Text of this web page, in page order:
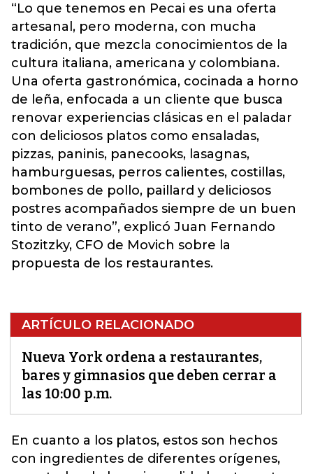
“Lo que tenemos en Pecai es una oferta
artesanal, pero moderna, con mucha
tradición, que mezcla conocimientos de la
cultura italiana, americana y colombiana.
Una oferta gastronómica, cocinada a horno
de leña, enfocada a un cliente que busca
renovar experiencias clásicas en el paladar
con deliciosos platos como ensaladas,
pizzas, paninis, panecooks, lasagnas,
hamburguesas, perros calientes, costillas,
bombones de pollo, paillard y deliciosos
postres acompañados siempre de un buen
tinto de verano”, explicó Juan Fernando
Stozitzky, CFO de Movich sobre la
propuesta de los restaurantes.
ARTÍCULO RELACIONADO
Nueva York ordena a restaurantes,
bares y gimnasios que deben cerrar a
las 10:00 p.m.
En cuanto a los platos, estos son hechos
con ingredientes de diferentes orígenes,